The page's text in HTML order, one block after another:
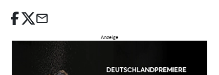
email